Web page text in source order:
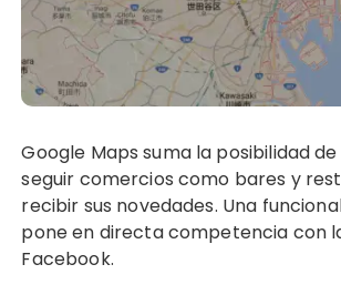
Google Maps suma la posibilidad de comenzar a
seguir comercios como bares y
recibir sus novedades. Una
pone en directa competencia con
Facebook.